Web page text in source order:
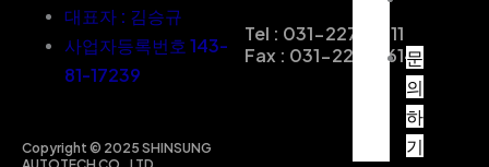
문
의
하
기
대표자 : 김승규
사업자등록번호 143-
81-17239
Tel : 031-227-7611
Fax : 031-227-7614
Copyright © 2025 SHINSUNG